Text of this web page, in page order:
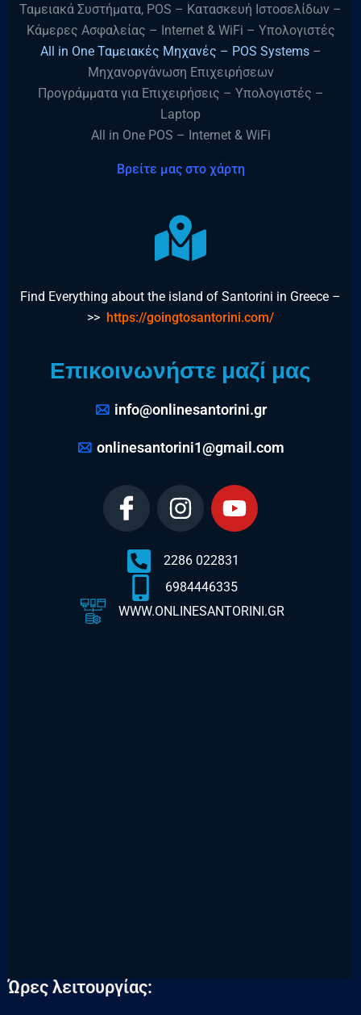
Ταμειακά Συστήματα, POS – Κατασκευή Ιστοσελίδων –
Κάμερες Ασφαλείας – Internet & WiFi – Υπολογιστές
All in One Ταμειακές Μηχανές – POS Systems–
Μηχανοργάνωση Επιχειρήσεων
Προγράμματα για Επιχειρήσεις – Υπολογιστές –
Laptop
All in One POS – Internet & WiFi
Βρείτε μας στο χάρτη
Find Everything about the island of Santorini in Greece –
>> https://goingtosantorini.com/
Επικοινωνήστε μαζί μας
info@onlinesantorini.gr
onlinesantorini1@gmail.com
2286 022831
6984446335
WWW.ONLINESANTORINI.GR
Ώρες λειτουργίας: